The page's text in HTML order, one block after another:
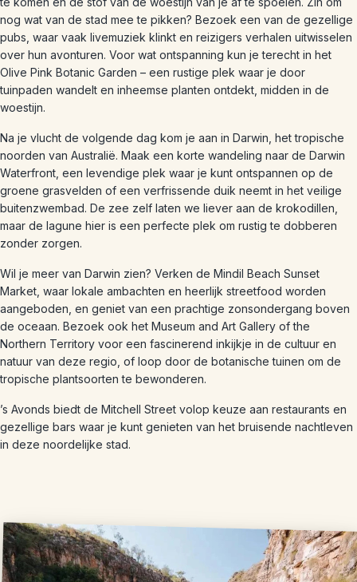
nog wat van de stad mee te pikken? Bezoek een van de gezellige
pubs, waar vaak livemuziek klinkt en reizigers verhalen uitwisselen
over hun avonturen. Voor wat ontspanning kun je terecht in het
Olive Pink Botanic Garden – een rustige plek waar je door
tuinpaden wandelt en inheemse planten ontdekt, midden in de
woestijn.
Na je vlucht de volgende dag kom je aan in Darwin, het tropische
noorden van Australië. Maak een korte wandeling naar de Darwin
Waterfront, een levendige plek waar je kunt ontspannen op de
groene grasvelden of een verfrissende duik neemt in het veilige
buitenzwembad. De zee zelf laten we liever aan de krokodillen,
maar de lagune hier is een perfecte plek om rustig te dobberen
zonder zorgen.
Wil je meer van Darwin zien? Verken de Mindil Beach Sunset
Market, waar lokale ambachten en heerlijk streetfood worden
aangeboden, en geniet van een prachtige zonsondergang boven
de oceaan. Bezoek ook het Museum and Art Gallery of the
Northern Territory voor een fascinerend inkijkje in de cultuur en
natuur van deze regio, of loop door de botanische tuinen om de
tropische plantsoorten te bewonderen.
’s Avonds biedt de Mitchell Street volop keuze aan restaurants en
gezellige bars waar je kunt genieten van het bruisende nachtleven
in deze noordelijke stad.